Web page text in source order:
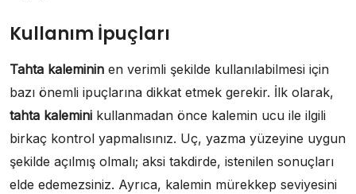
Kullanım İpuçları
Tahta kaleminin en verimli şekilde kullanılabilmesi için
bazı önemli ipuçlarına dikkat etmek gerekir. İlk olarak,
tahta kalemini kullanmadan önce kalemin ucu ile ilgili
birkaç kontrol yapmalısınız. Uç, yazma yüzeyine uygun
şekilde açılmış olmalı; aksi takdirde, istenilen sonuçları
elde edemezsiniz. Ayrıca, kalemin mürekkep seviyesini